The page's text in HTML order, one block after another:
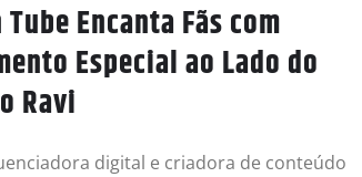
Encanta Fãs com
Especial ao Lado do
Ravi
digital e criadora de conteúdo